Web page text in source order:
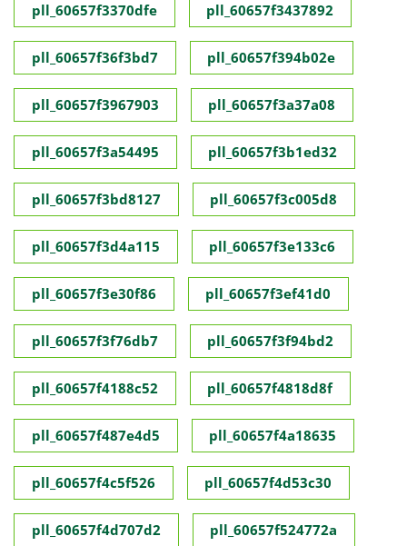
pll_60657f3370dfe pll_60657f3437892
pll_60657f36f3bd7 pll_60657f394b02e
pll_60657f3967903 pll_60657f3a37a08
pll_60657f3a54495 pll_60657f3b1ed32
pll_60657f3bd8127 pll_60657f3c005d8
pll_60657f3d4a115 pll_60657f3e133c6
pll_60657f3e30f86 pll_60657f3ef41d0
pll_60657f3f76db7 pll_60657f3f94bd2
pll_60657f4188c52 pll_60657f4818d8f
pll_60657f487e4d5 pll_60657f4a18635
pll_60657f4c5f526 pll_60657f4d53c30
pll_60657f4d707d2 pll_60657f524772a